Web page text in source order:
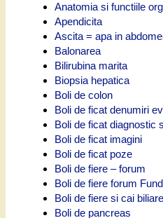
Anatomia si functiile
Apendicita
Ascita = apa in
Balonarea
Bilirubina marita
Biopsia hepatica
Boli de colon
Boli de ficat denumiri
Boli de ficat diagnostic
Boli de ficat imagini
Boli de ficat poze
Boli de fiere – forum
Boli de fiere forum
Boli de fiere si cai biliare
Boli de pancreas